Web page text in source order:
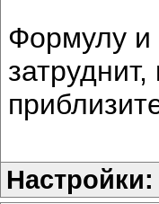
Формулу и
Настройки: